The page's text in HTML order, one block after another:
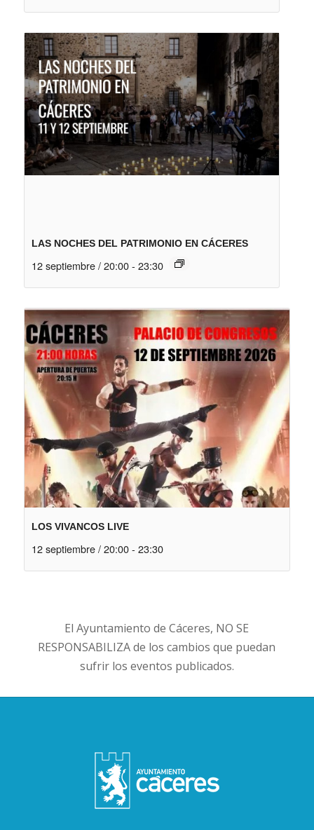
LAS NOCHES DEL PATRIMONIO EN CÁCERES
12 septiembre / 20:00 - 23:30
LOS VIVANCOS LIVE
12 septiembre / 20:00 - 23:30
El Ayuntamiento de Cáceres, NO SE
RESPONSABILIZA de los cambios que puedan
sufrir los eventos publicados.